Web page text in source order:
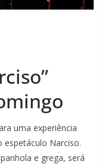
uma experiência
espetáculo Narciso.
e grega, será